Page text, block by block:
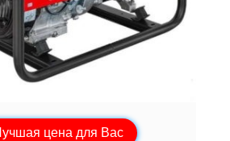
цена для Вас